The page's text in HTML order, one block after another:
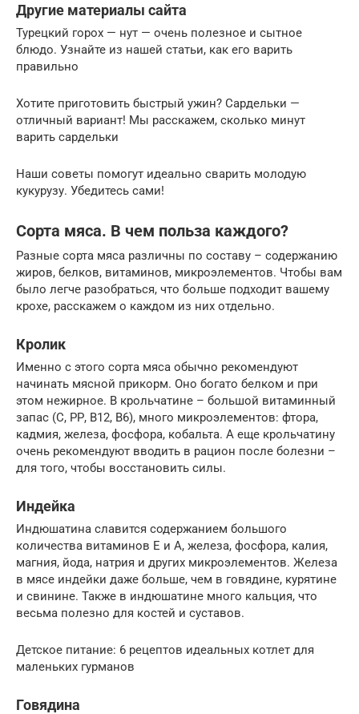
Другие материалы сайта
Турецкий горох — нут — очень полезное и сытное
блюдо. Узнайте из нашей статьи, как его варить
правильно
Хотите приготовить быстрый ужин? Сардельки —
отличный вариант! Мы расскажем, сколько минут
варить сардельки
Наши советы помогут идеально сварить молодую
кукурузу. Убедитесь сами!
Сорта мяса. В чем польза каждого?
Разные сорта мяса различны по составу – содержанию
жиров, белков, витаминов, микроэлементов. Чтобы вам
было легче разобраться, что больше подходит вашему
крохе, расскажем о каждом из них отдельно.
Кролик
Именно с этого сорта мяса обычно рекомендуют
начинать мясной прикорм. Оно богато белком и при
этом нежирное. В крольчатине – большой витаминный
запас (С, РР, В12, В6), много микроэлементов: фтора,
кадмия, железа, фосфора, кобальта. А еще крольчатину
очень рекомендуют вводить в рацион после болезни –
для того, чтобы восстановить силы.
Индейка
Индюшатина славится содержанием большого
количества витаминов Е и А, железа, фосфора, калия,
магния, йода, натрия и других микроэлементов. Железа
в мясе индейки даже больше, чем в говядине, курятине
и свинине. Также в индюшатине много кальция, что
весьма полезно для костей и суставов.
Детское питание: 6 рецептов идеальных котлет для
маленьких гурманов
Говядина